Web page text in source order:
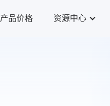
产品价格 资源中心